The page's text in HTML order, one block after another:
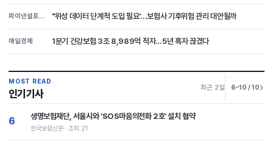
파이낸셜포스트 "위성 데이터 단계적 도입 필요'...보험사 기후위험 관리 대안될까
매일경제 1분기 건강보험 3조 8,989억 적자…5년 흑자 끊겼다
MOST READ
인기기사
최근 2일 6–10 / 10
6 생명보험재단, 서울시와 ‘SOS마음의전화 2호’ 설치 협약
한국보험신문 조회 21